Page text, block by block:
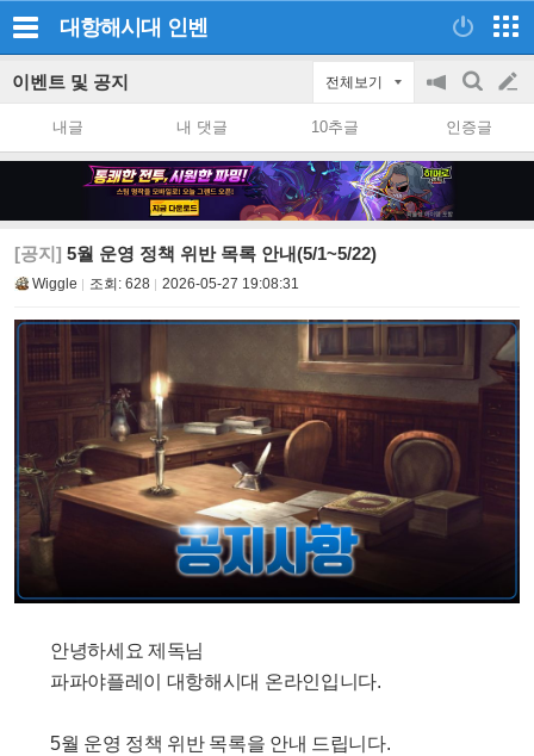
대항해시대 인벤
이벤트 및 공지 전체보기
공
on/off
검
색
글
쓰
내글 내 댓글 10추글 인증글
[공지] 5월 운영 정책 위반 목록 안내(5/1~5/22)
Wiggle 조회: 628 2026-05-27 19:08:31
안녕하세요 제독님
파파야플레이 대항해시대 온라인입니다.
5월 운영 정책 위반 목록을 안내 드립니다.